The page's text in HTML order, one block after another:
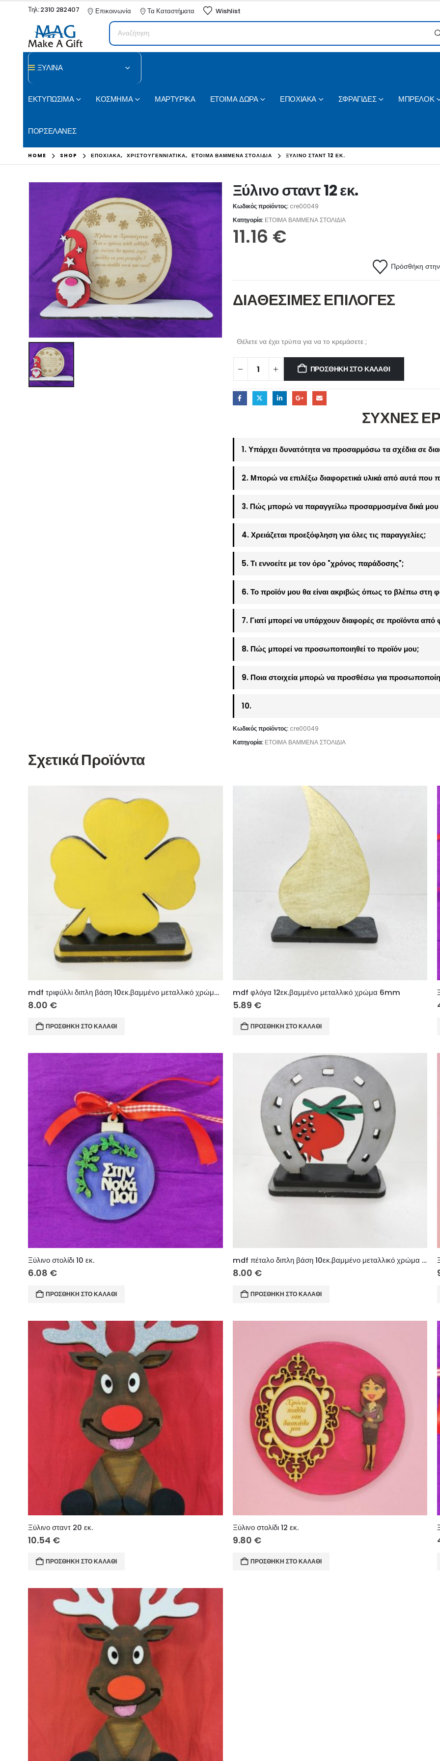
Τηλ: 2310 282407 Επικοινωνία Τα Καταστήματα Wishlist
ΞΥΛΙΝΑ
ΕΚΤΥΠΩΣΙΜΑ ΚΟΣΜΗΜΑ ΜΑΡΤΥΡΙΚΑ ΕΤΟΙΜΑ ΔΩΡΑ ΕΠΟΧΙΑΚΑ ΣΦΡΑΓΙΔΕΣ ΜΠΡΕΛΟΚ
ΠΟΡΣΕΛΑΝΕΣ
HOME SHOP ΕΠΟΧΙΑΚΑ, ΧΡΙΣΤΟΥΓΕΝΝΙΑΤΙΚΑ, ΕΤΟΙΜΑ ΒΑΜΜΕΝΑ ΣΤΟΛΙΔΙΑ ΞΎΛΙΝΟ ΣΤΑΝΤ 12 ΕΚ.
Ξύλινο σταντ 12 εκ.
Κωδικός προϊόντος: cre00049
Κατηγορία: ΕΤΟΙΜΑ ΒΑΜΜΕΝΑ ΣΤΟΛΙΔΙΑ
11.16 €
Πρόσθήκη στην
ΔΙΑΘΕΣΙΜΕΣ ΕΠΙΛΟΓΕΣ
Θέλετε να έχει τρύπα για να το κρεμάσετε ;
ΠΡΟΣΘΉΚΗ ΣΤΟ ΚΑΛΆΘΙ
ΣΥΧΝΕΣ
1. Υπάρχει δυνατότητα να προσαρμόσω τα σχέδια σε
2. Μπορώ να επιλέξω διαφορετικά υλικά από αυτά που
3. Πώς μπορώ να παραγγείλω προσαρμοσμένα δικά μου
4. Χρειάζεται προεξόφληση για όλες τις παραγγελίες;
5. Τι εννοείτε με τον όρο "χρόνος παράδοσης";
6. Το προϊόν μου θα είναι ακριβώς όπως το βλέπω στη
7. Γιατί μπορεί να υπάρχουν διαφορές σε προϊόντα από
8. Πώς μπορεί να προσωποποιηθεί το προϊόν μου;
9. Ποια στοιχεία μπορώ να προσθέσω για
10.
Κωδικός προϊόντος: cre00049
Κατηγορία: ΕΤΟΙΜΑ ΒΑΜΜΕΝΑ ΣΤΟΛΙΔΙΑ
Σχετικά Προϊόντα
mdf τριφύλλι διπλη βάση 10εκ.βαμμένο μεταλλικό χρώμα 6mm
8.00 €
ΠΡΟΣΘΉΚΗ ΣΤΟ ΚΑΛΆΘΙ
mdf φλόγα 12εκ.βαμμένο μεταλλικό χρώμα 6mm
5.89 €
ΠΡΟΣΘΉΚΗ ΣΤΟ ΚΑΛΆΘΙ
Ξύλινο στολίδι 10 εκ.
6.08 €
ΠΡΟΣΘΉΚΗ ΣΤΟ ΚΑΛΆΘΙ
mdf πέταλο διπλη βάση 10εκ.βαμμένο μεταλλικό χρώμα 6mm
8.00 €
ΠΡΟΣΘΉΚΗ ΣΤΟ ΚΑΛΆΘΙ
Ξύλινο σταντ 20 εκ.
10.54 €
ΠΡΟΣΘΉΚΗ ΣΤΟ ΚΑΛΆΘΙ
Ξύλινο στολίδι 12 εκ.
9.80 €
ΠΡΟΣΘΉΚΗ ΣΤΟ ΚΑΛΆΘΙ